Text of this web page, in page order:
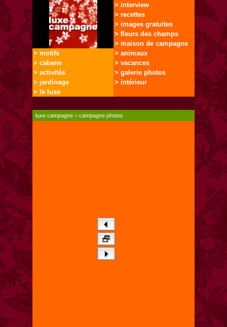
> interview
> recettes
> images gratuites
> fleurs des champs
> maison de campagne
> motifs
> cabane
> activités
> jardinage
> le luxe
> animaux
> vacances
> galerie photos
> intérieur
luxe campagne >campagne photos